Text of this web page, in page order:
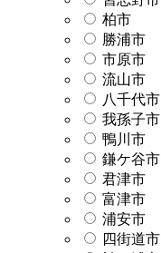
柏市
勝浦市
市原市
流山市
八千代市
我孫子市
鴨川市
鎌ケ谷市
君津市
富津市
浦安市
四街道市